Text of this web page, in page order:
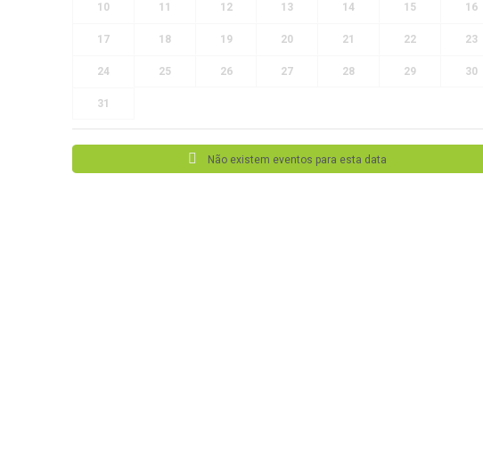
10 11 12 13 14 15 16
17 18 19 20 21 22 23
24 25 26 27 28 29 30
31
Não existem eventos para esta data